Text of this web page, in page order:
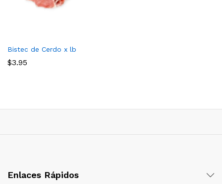
Bistec de Cerdo x lb
$3.95
Enlaces Rápidos